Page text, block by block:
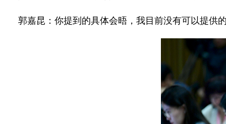
郭嘉昆：你提到的具体会晤，我目前没有可以提供